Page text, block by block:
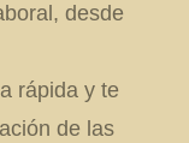
desde
rápida y te
de las